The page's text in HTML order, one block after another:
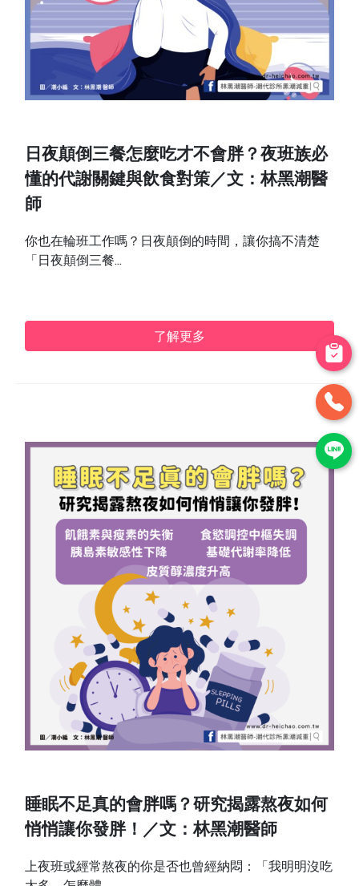
日夜顛倒三餐怎麼吃才不會胖？夜班族必
懂的代謝關鍵與飲食對策／文：林黑潮醫
師
你也在輪班工作嗎？日夜顛倒的時間，讓你搞不清楚
「日夜顛倒三餐...
了解更多
睡眠不足真的會胖嗎？研究揭露熬夜如何
悄悄讓你發胖！／文：林黑潮醫師
上夜班或經常熬夜的你是否也曾經納悶：「我明明沒吃